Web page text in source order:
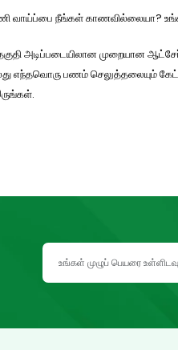
வாய்ப்பை நீங்கள் காணவில்லையா?
ஒரு தகுதி அடிப்படையிலான
எந்தவொரு பணம் செலுத்தலையும்